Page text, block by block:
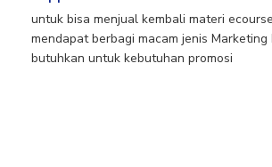
untuk bisa menjual kembali materi
mendapat berbagi macam jenis Marketing
butuhkan untuk kebutuhan promosi